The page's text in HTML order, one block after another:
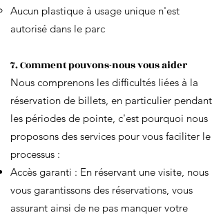
Aucun plastique à usage unique n'est
autorisé dans le parc
7. Comment pouvons-nous vous aider
Nous comprenons les difficultés liées à la
réservation de billets, en particulier pendant
les périodes de pointe, c'est pourquoi nous
proposons des services pour vous faciliter le
processus :
Accès garanti : En réservant une visite, nous
vous garantissons des réservations, vous
assurant ainsi de ne pas manquer votre